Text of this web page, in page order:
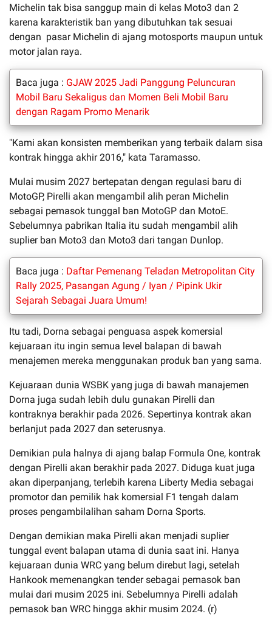
Michelin tak bisa sanggup main di kelas Moto3 dan 2
karena karakteristik ban yang dibutuhkan tak sesuai
dengan pasar Michelin di ajang motosports maupun untuk
motor jalan raya.
Baca juga : GJAW 2025 Jadi Panggung Peluncuran
Mobil Baru Sekaligus dan Momen Beli Mobil Baru
dengan Ragam Promo Menarik
"Kami akan konsisten memberikan yang terbaik dalam sisa
kontrak hingga akhir 2016," kata Taramasso.
Mulai musim 2027 bertepatan dengan regulasi baru di
MotoGP, Pirelli akan mengambil alih peran Michelin
sebagai pemasok tunggal ban MotoGP dan MotoE.
Sebelumnya pabrikan Italia itu sudah mengambil alih
suplier ban Moto3 dan Moto3 dari tangan Dunlop.
Baca juga : Daftar Pemenang Teladan Metropolitan City
Rally 2025, Pasangan Agung / Iyan / Pipink Ukir
Sejarah Sebagai Juara Umum!
Itu tadi, Dorna sebagai penguasa aspek komersial
kejuaraan itu ingin semua level balapan di bawah
menajemen mereka menggunakan produk ban yang sama.
Kejuaraan dunia WSBK yang juga di bawah manajemen
Dorna juga sudah lebih dulu gunakan Pirelli dan
kontraknya berakhir pada 2026. Sepertinya kontrak akan
berlanjut pada 2027 dan seterusnya.
Demikian pula halnya di ajang balap Formula One, kontrak
dengan Pirelli akan berakhir pada 2027. Diduga kuat juga
akan diperpanjang, terlebih karena Liberty Media sebagai
promotor dan pemilik hak komersial F1 tengah dalam
proses pengambilalihan saham Dorna Sports.
Dengan demikian maka Pirelli akan menjadi suplier
tunggal event balapan utama di dunia saat ini. Hanya
kejuaraan dunia WRC yang belum direbut lagi, setelah
Hankook memenangkan tender sebagai pemasok ban
mulai dari musim 2025 ini. Sebelumnya Pirelli adalah
pemasok ban WRC hingga akhir musim 2024. (r)